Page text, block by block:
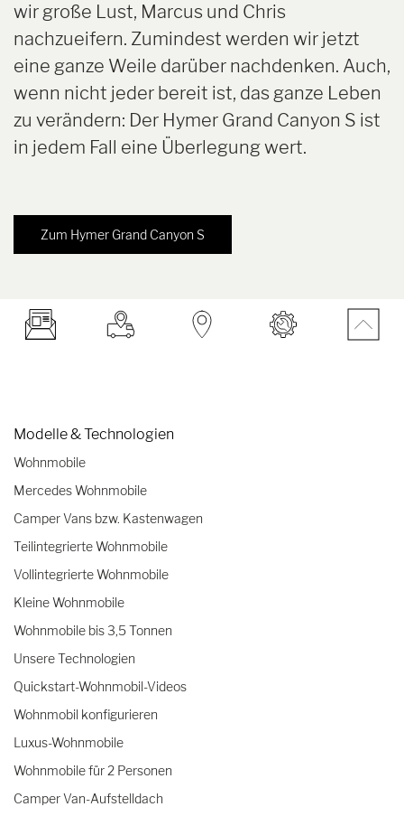
wir große Lust, Marcus und Chris
nachzueifern. Zumindest werden wir jetzt
eine ganze Weile darüber nachdenken. Auch,
wenn nicht jeder bereit ist, das ganze Leben
zu verändern: Der Hymer Grand Canyon S ist
in jedem Fall eine Überlegung wert.
Zum Hymer Grand Canyon S
Modelle & Technologien
Wohnmobile
Mercedes Wohnmobile
Camper Vans bzw. Kastenwagen
Teilintegrierte Wohnmobile
Vollintegrierte Wohnmobile
Kleine Wohnmobile
Wohnmobile bis 3,5 Tonnen
Unsere Technologien
Quickstart-Wohnmobil-Videos
Wohnmobil konfigurieren
Luxus-Wohnmobile
Wohnmobile für 2 Personen
Camper Van-Aufstelldach